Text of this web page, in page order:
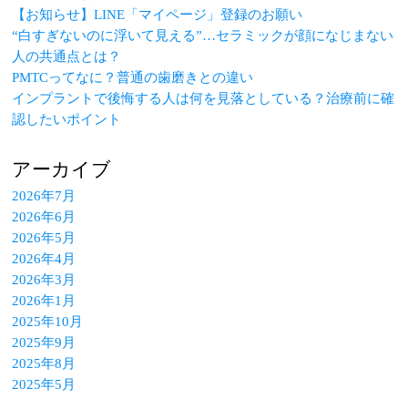
【お知らせ】LINE「マイページ」登録のお願い
“白すぎないのに浮いて見える”…セラミックが顔になじまない
人の共通点とは？
PMTCってなに？普通の歯磨きとの違い
インプラントで後悔する人は何を見落としている？治療前に確
認したいポイント
アーカイブ
2026年7月
2026年6月
2026年5月
2026年4月
2026年3月
2026年1月
2025年10月
2025年9月
2025年8月
2025年5月